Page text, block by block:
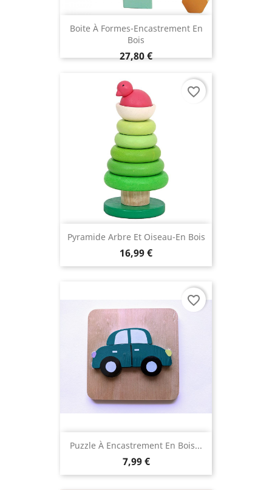
Boite À Formes-Encastrement En
Bois
27,80 €
Pyramide Arbre Et Oiseau-En Bois
16,99 €
favorite_border
Puzzle À Encastrement En Bois...
7,99 €
favorite_border